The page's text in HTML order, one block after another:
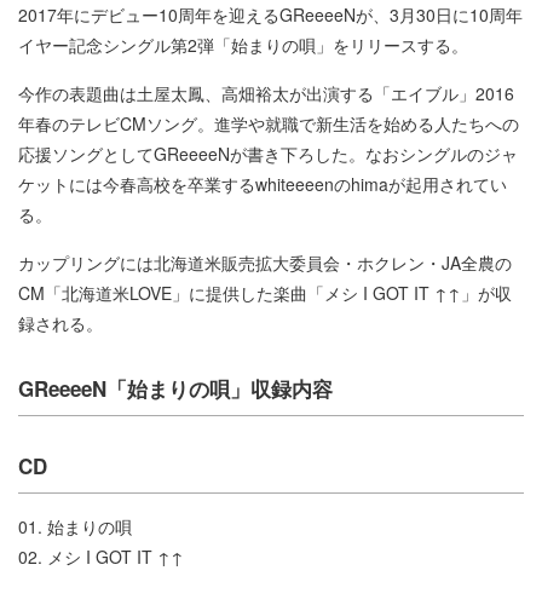
2017年にデビュー10周年を迎えるGReeeeNが、3月30日に10周年
イヤー記念シングル第2弾「始まりの唄」をリリースする。
今作の表題曲は土屋太鳳、高畑裕太が出演する「エイブル」2016
年春のテレビCMソング。進学や就職で新生活を始める人たちへの
応援ソングとしてGReeeeNが書き下ろした。なおシングルのジャ
ケットには今春高校を卒業するwhiteeeenのhimaが起用されてい
る。
カップリングには北海道米販売拡大委員会・ホクレン・JA全農の
CM「北海道米LOVE」に提供した楽曲「メシ I GOT IT ↑↑」が収
録される。
GReeeeN「始まりの唄」収録内容
CD
01. 始まりの唄
02. メシ I GOT IT ↑↑